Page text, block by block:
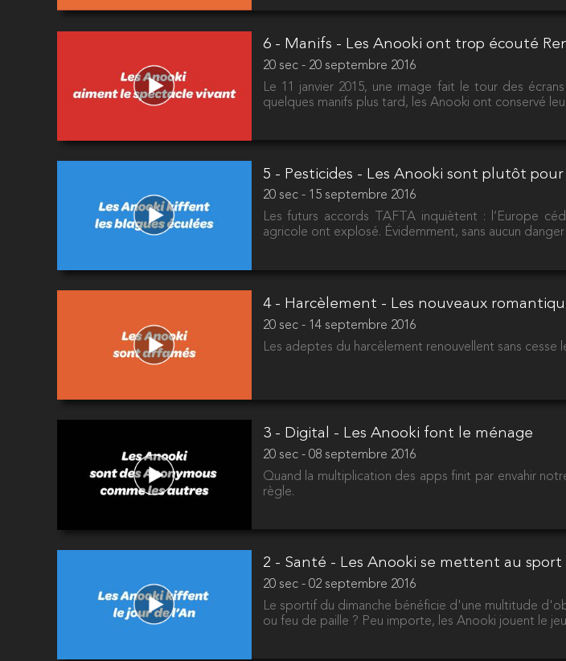
6 - Manifs - Les Anooki ont trop écouté
20 sec - 20 septembre 2016
Le 11 janvier 2015, une image fait le tour des
quelques manifs plus tard, les Anooki ont conservé
5 - Pesticides - Les Anooki sont plutôt pour
20 sec - 15 septembre 2016
Les futurs accords TAFTA inquiètent : l’Europe
agricole ont explosé. Évidemment, sans aucun
4 - Harcèlement - Les nouveaux
20 sec - 14 septembre 2016
Les adeptes du harcèlement renouvellent sans
3 - Digital - Les Anooki font le ménage
20 sec - 08 septembre 2016
Quand la multiplication des apps finit par envahir
règle.
2 - Santé - Les Anooki se mettent au sport
20 sec - 02 septembre 2016
Le sportif du dimanche bénéficie d'une multitude
ou feu de paille ? Peu importe, les Anooki jouent le